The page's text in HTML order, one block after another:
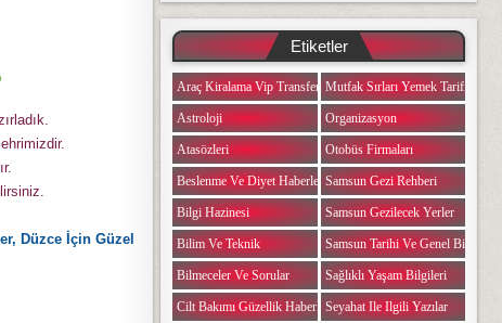
Düzce İçin Güzel
Etiketler
Araç Kiralama Vip Transfer
Astroloji
Atasözleri
Beslenme Ve Diyet Haberleri
Bilgi Hazinesi
Bilim Ve Teknik
Bilmeceler Ve Sorular
Cilt Bakımı Güzellik Haberleri
Mutfak Sırları Yemek Tarifi
Organizasyon
Otobüs Firmaları
Samsun Gezi Rehberi
Samsun Gezilecek Yerler
Samsun Tarihi Ve Genel Bilgiler
Sağlıklı Yaşam Bilgileri
Seyahat Ile Ilgili Yazılar